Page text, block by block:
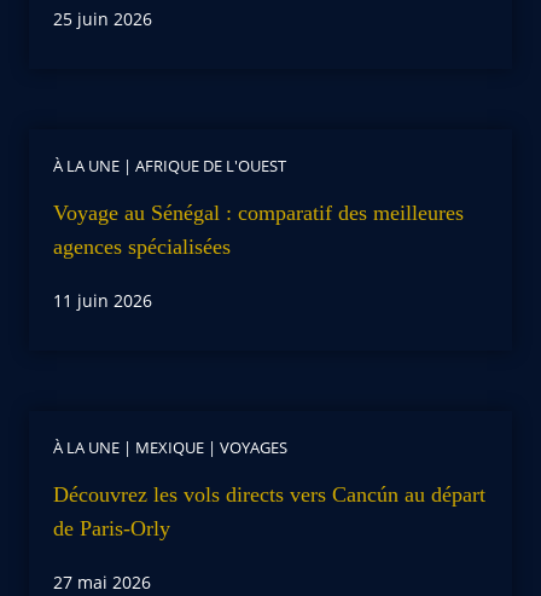
25 juin 2026
À LA UNE | AFRIQUE DE L'OUEST
Voyage au Sénégal : comparatif des meilleures
agences spécialisées
11 juin 2026
À LA UNE | MEXIQUE | VOYAGES
Découvrez les vols directs vers Cancún au départ
de Paris-Orly
27 mai 2026